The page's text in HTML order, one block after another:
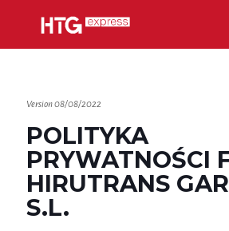
Version 08/08/2022
POLITYKA
PRYWATNOŚCI
HIRUTRANS
S.L.